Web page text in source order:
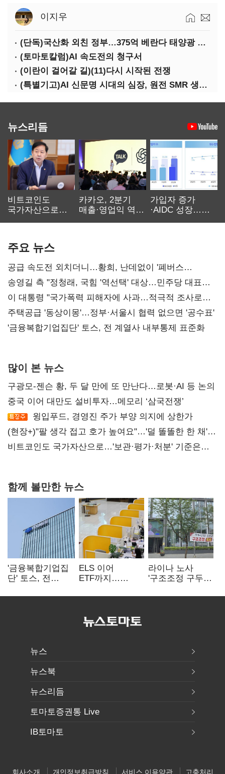
이지우
(단독)국산화 외친 정부…375억 베란다 태양광 사업엔 중국산만 남았다
(토마토칼럼)AI 속도전의 청구서
(이란이 걸어갈 길)(11)다시 시작된 전쟁
(특별기고)AI 신문명 시대의 심장, 원전 SMR 생태계 복원의 마지막 골든타임을 붙잡아라
뉴스리듬
비트코인도
국가자산으로…'
카카오, 2분기
매출·영업익 역대
가입자 증가
·AIDC 성장…
주요 뉴스
공급 속도전 외치더니…황희, 난데없이 '폐버스
리모델링' 제안
송영길 측 "정청래, 국힘 '역선택' 대상…민주당 대표로
총선 지휘 못해"
이 대통령 "국가폭력 피해자에 사과…적극적 조사로
진실 밝혀야"
주택공급 '동상이몽'…정부·서울시 협력 없으면 '공수표'
'금융복합기업집단' 토스, 전 계열사 내부통제 표준화
많이 본 뉴스
구광모-젠슨 황, 두 달 만에 또 만난다…로봇·AI 등 논의
중국 이어 대만도 설비투자…메모리 ‘삼국전쟁’
윙입푸드, 경영진 주가 부양 의지에 상한가
(현장+)"팔 생각 접고 호가 높여요"…'덜 똘똘한 한 채'
20억 키맞추기
비트코인도 국가자산으로…'보관·평가·처분' 기준은
함께 볼만한 뉴스
'금융복합기업집
단' 토스, 전
표준화
ELS 이어
ETF까지…
제동 걸린 은행
라이나 노사
'구조조정 구두
뉴스
뉴스북
뉴스리듬
토마토증권통 Live
IB토마토
회사소개 개인정보취급방침 서비스 이용약관 고충처리